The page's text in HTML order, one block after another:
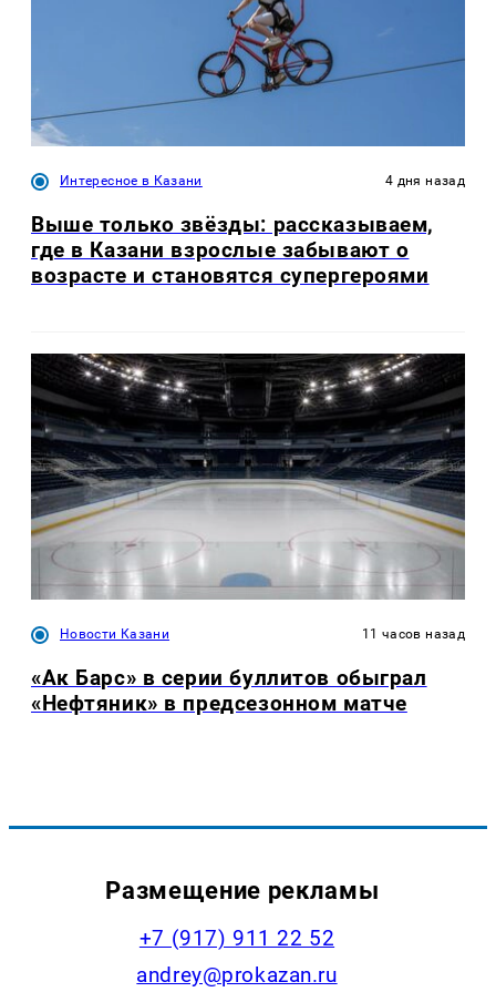
Интересное в Казани 4 дня назад
Выше только звёзды: рассказываем,
где в Казани взрослые забывают о
возрасте и становятся супергероями
Новости Казани 11 часов назад
«Ак Барс» в серии буллитов обыграл
«Нефтяник» в предсезонном матче
Размещение рекламы
+7 (917) 911 22 52
andrey@prokazan.ru